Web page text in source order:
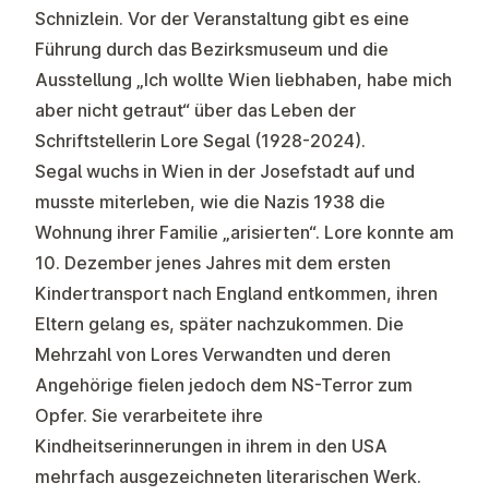
Schnizlein. Vor der Veranstaltung gibt es eine
Führung durch das Bezirksmuseum und die
Ausstellung „Ich wollte Wien liebhaben, habe mich
aber nicht getraut“ über das Leben der
Schriftstellerin Lore Segal (1928-2024).
Segal wuchs in Wien in der Josefstadt auf und
musste miterleben, wie die Nazis 1938 die
Wohnung ihrer Familie „arisierten“. Lore konnte am
10. Dezember jenes Jahres mit dem ersten
Kindertransport nach England entkommen, ihren
Eltern gelang es, später nachzukommen. Die
Mehrzahl von Lores Verwandten und deren
Angehörige fielen jedoch dem NS-Terror zum
Opfer. Sie verarbeitete ihre
Kindheitserinnerungen in ihrem in den USA
mehrfach ausgezeichneten literarischen Werk.